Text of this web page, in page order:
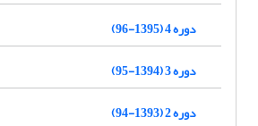
دوره 4 (1395-96)
دوره 3 (1394-95)
دوره 2 (1393-94)